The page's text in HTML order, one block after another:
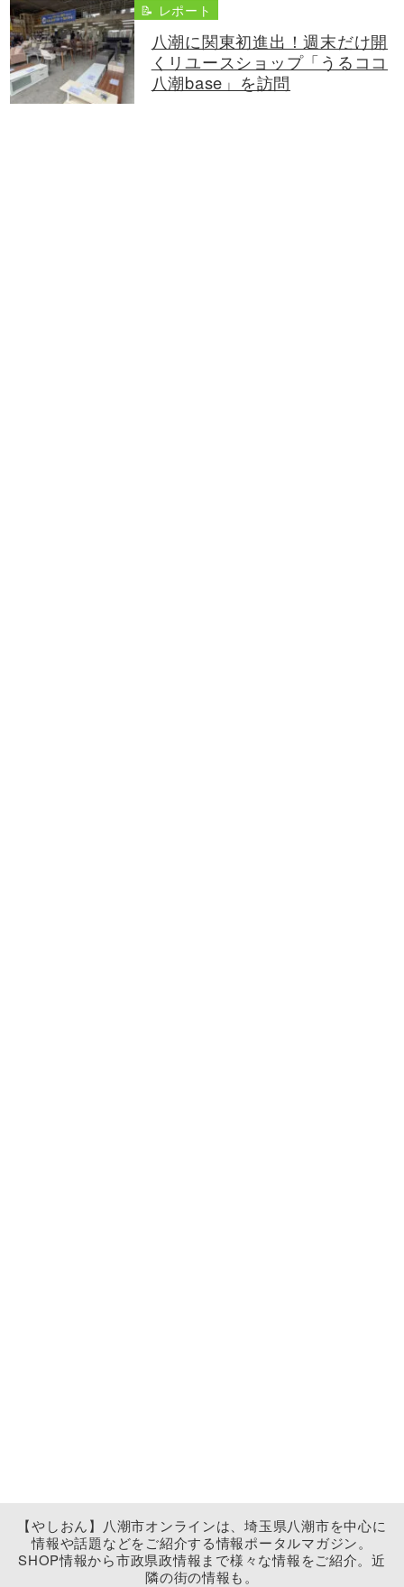
📝 レポート
八潮に関東初進出！週末だけ開
くリユースショップ「うるココ
八潮base」を訪問
【やしおん】八潮市オンラインは、埼玉県八潮市を中心に
情報や話題などをご紹介する情報ポータルマガジン。
SHOP情報から市政県政情報まで様々な情報をご紹介。近
隣の街の情報も。